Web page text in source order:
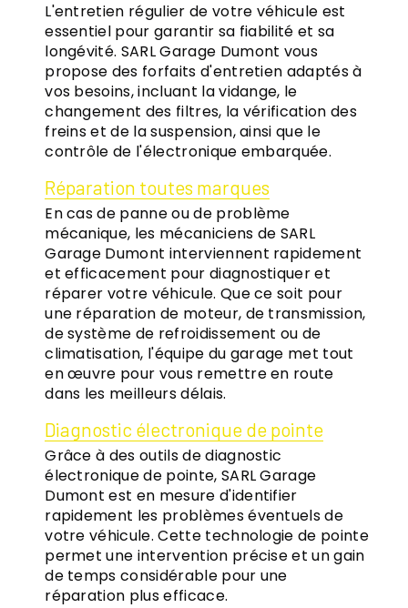
L'entretien régulier de votre véhicule est
essentiel pour garantir sa fiabilité et sa
longévité. SARL Garage Dumont vous
propose des forfaits d'entretien adaptés à
vos besoins, incluant la vidange, le
changement des filtres, la vérification des
freins et de la suspension, ainsi que le
contrôle de l'électronique embarquée.
Réparation toutes marques
En cas de panne ou de problème
mécanique, les mécaniciens de SARL
Garage Dumont interviennent rapidement
et efficacement pour diagnostiquer et
réparer votre véhicule. Que ce soit pour
une réparation de moteur, de transmission,
de système de refroidissement ou de
climatisation, l'équipe du garage met tout
en œuvre pour vous remettre en route
dans les meilleurs délais.
Diagnostic électronique de pointe
Grâce à des outils de diagnostic
électronique de pointe, SARL Garage
Dumont est en mesure d'identifier
rapidement les problèmes éventuels de
votre véhicule. Cette technologie de pointe
permet une intervention précise et un gain
de temps considérable pour une
réparation plus efficace.